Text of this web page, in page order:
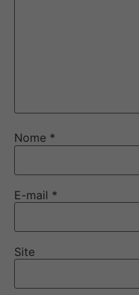
Nome *
E-mail *
Site